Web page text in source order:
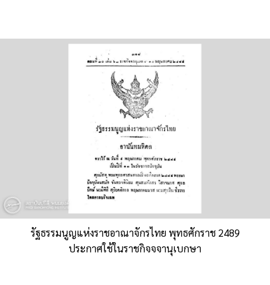
รัฐธรรมนูญแห่งราชอาณาจักรไทย พุทธศักราช 2489
ประกาศใช้ในราชกิจจจานุเบกษา